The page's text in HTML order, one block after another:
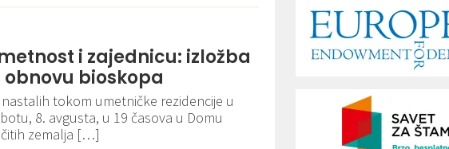
i zajednicu: izložba
bioskopa
tokom umetničke rezidencije u
8. avgusta, u 19 časova u Domu
zemalja […]